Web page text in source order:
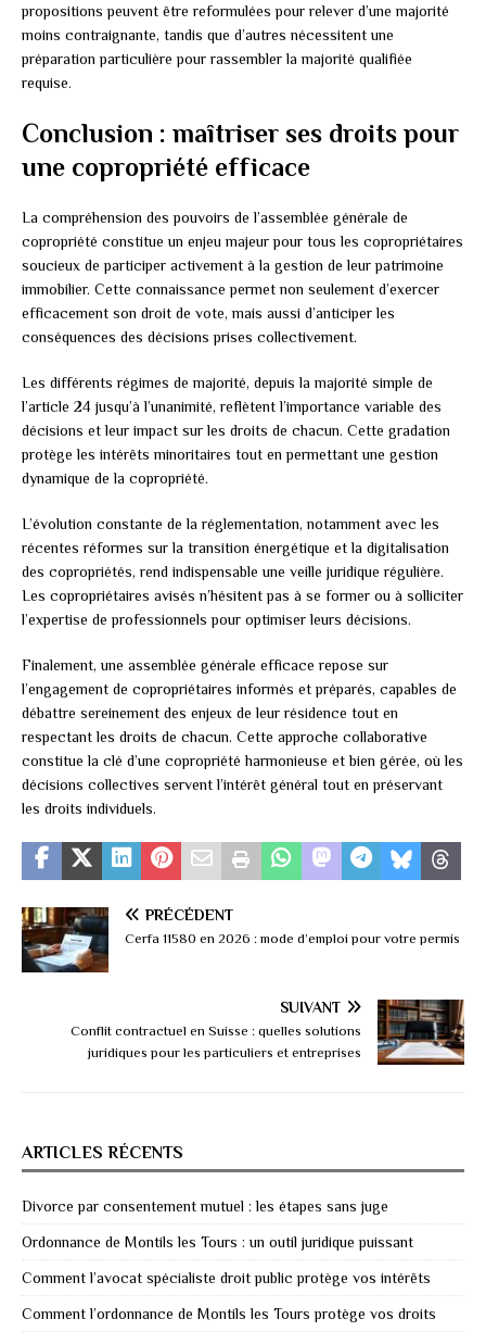
propositions peuvent être reformulées pour relever d’une majorité
moins contraignante, tandis que d’autres nécessitent une
préparation particulière pour rassembler la majorité qualifiée
requise.
Conclusion : maîtriser ses droits pour
une copropriété efficace
La compréhension des pouvoirs de l’assemblée générale de
copropriété constitue un enjeu majeur pour tous les copropriétaires
soucieux de participer activement à la gestion de leur patrimoine
immobilier. Cette connaissance permet non seulement d’exercer
efficacement son droit de vote, mais aussi d’anticiper les
conséquences des décisions prises collectivement.
Les différents régimes de majorité, depuis la majorité simple de
l’article 24 jusqu’à l’unanimité, reflètent l’importance variable des
décisions et leur impact sur les droits de chacun. Cette gradation
protège les intérêts minoritaires tout en permettant une gestion
dynamique de la copropriété.
L’évolution constante de la réglementation, notamment avec les
récentes réformes sur la transition énergétique et la digitalisation
des copropriétés, rend indispensable une veille juridique régulière.
Les copropriétaires avisés n’hésitent pas à se former ou à solliciter
l’expertise de professionnels pour optimiser leurs décisions.
Finalement, une assemblée générale efficace repose sur
l’engagement de copropriétaires informés et préparés, capables de
débattre sereinement des enjeux de leur résidence tout en
respectant les droits de chacun. Cette approche collaborative
constitue la clé d’une copropriété harmonieuse et bien gérée, où les
décisions collectives servent l’intérêt général tout en préservant
les droits individuels.
PRÉCÉDENT
Cerfa 11580 en 2026 : mode d’emploi pour votre permis
SUIVANT
Conflit contractuel en Suisse : quelles solutions
juridiques pour les particuliers et entreprises
ARTICLES RÉCENTS
Divorce par consentement mutuel : les étapes sans juge
Ordonnance de Montils les Tours : un outil juridique puissant
Comment l’avocat spécialiste droit public protège vos intérêts
Comment l’ordonnance de Montils les Tours protège vos droits